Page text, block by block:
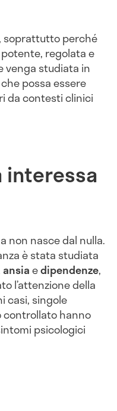
soprattutto perché
regolata e
venga studiata in
possa essere
da contesti clinici
interessa
non nasce dal nulla.
è stata studiata
ansiaedipendenze,
l’attenzione della
casi, singole
controllato hanno
psicologici